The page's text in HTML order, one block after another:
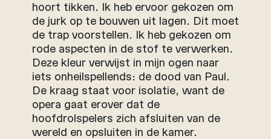
hoort tikken. Ik heb ervoor gekozen om
de jurk op te bouwen uit lagen. Dit moet
de trap voorstellen. Ik heb gekozen om
rode aspecten in de stof te verwerken.
Deze kleur verwijst in mijn ogen naar
iets onheilspellends: de dood van Paul.
De kraag staat voor isolatie, want de
opera gaat erover dat de
hoofdrolspelers zich afsluiten van de
wereld en opsluiten in de kamer.